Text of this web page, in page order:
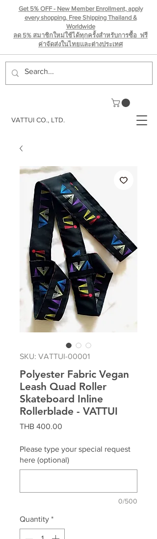
VATTUI CO., LTD.
Get 5% OFF - New Member Enrollment, apply
every shopping. Free Shipping Thailand &
Worldwide
ลด 5% สมาชิกใหม่ใช้ได้ทุกครั้งสำหรับการซื้อ ฟรี
ค่าจัดส่งในไทยเเละต่างประเทศ
SKU: VATTUI-00001
Polyester Fabric Vegan
Leash Quad Roller
Skateboard Inline
Rollerblade - VATTUI
THB 400.00
Please type your special request
here (optional)
0/500
Quantity *